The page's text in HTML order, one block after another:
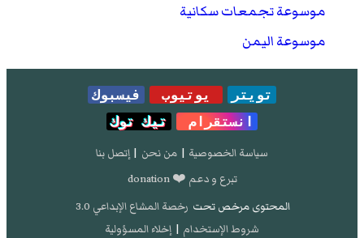
موسوعة تجمعات سكانية
موسوعة اليمن
تويتر يوتيوب
فيسبوك
انستقرام
تيك توك
سياسة الخصوصية | من نحن | إتصل بنا
تبرع و دعم ❤️ donation
المحتوى مرخص تحت رخصة المشاع الإبداعي 3.0
شروط الإستخدام | إخلاء المسؤولية